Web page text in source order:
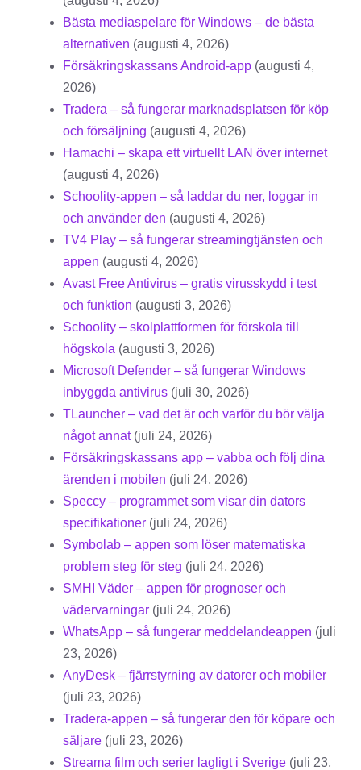
Bästa mediaspelare för Windows – de bästa
alternativen (augusti 4, 2026)
Försäkringskassans Android-app (augusti 4,
2026)
Tradera – så fungerar marknadsplatsen för köp
och försäljning (augusti 4, 2026)
Hamachi – skapa ett virtuellt LAN över internet
(augusti 4, 2026)
Schoolity-appen – så laddar du ner, loggar in
och använder den (augusti 4, 2026)
TV4 Play – så fungerar streamingtjänsten och
appen (augusti 4, 2026)
Avast Free Antivirus – gratis virusskydd i test
och funktion (augusti 3, 2026)
Schoolity – skolplattformen för förskola till
högskola (augusti 3, 2026)
Microsoft Defender – så fungerar Windows
inbyggda antivirus (juli 30, 2026)
TLauncher – vad det är och varför du bör välja
något annat (juli 24, 2026)
Försäkringskassans app – vabba och följ dina
ärenden i mobilen (juli 24, 2026)
Speccy – programmet som visar din dators
specifikationer (juli 24, 2026)
Symbolab – appen som löser matematiska
problem steg för steg (juli 24, 2026)
SMHI Väder – appen för prognoser och
vädervarningar (juli 24, 2026)
WhatsApp – så fungerar meddelandeappen (juli
23, 2026)
AnyDesk – fjärrstyrning av datorer och mobiler
(juli 23, 2026)
Tradera-appen – så fungerar den för köpare och
säljare (juli 23, 2026)
Streama film och serier lagligt i Sverige (juli 23,